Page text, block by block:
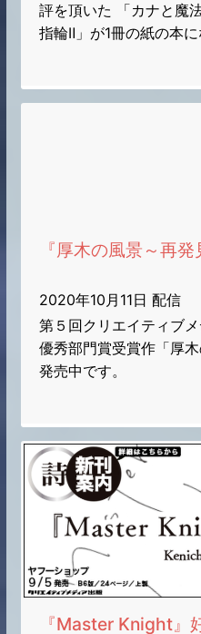
評を頂いた 「カナと魔
指輪Ⅱ」が1冊の紙の本に
2020年10月11日 配信
第５回クリエイティブ
優秀部門賞受賞作「厚